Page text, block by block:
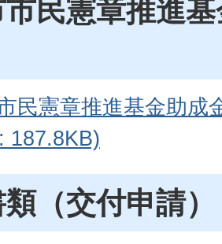
民憲章推進
民憲章推進基金助成
187.8KB)
（交付申請）